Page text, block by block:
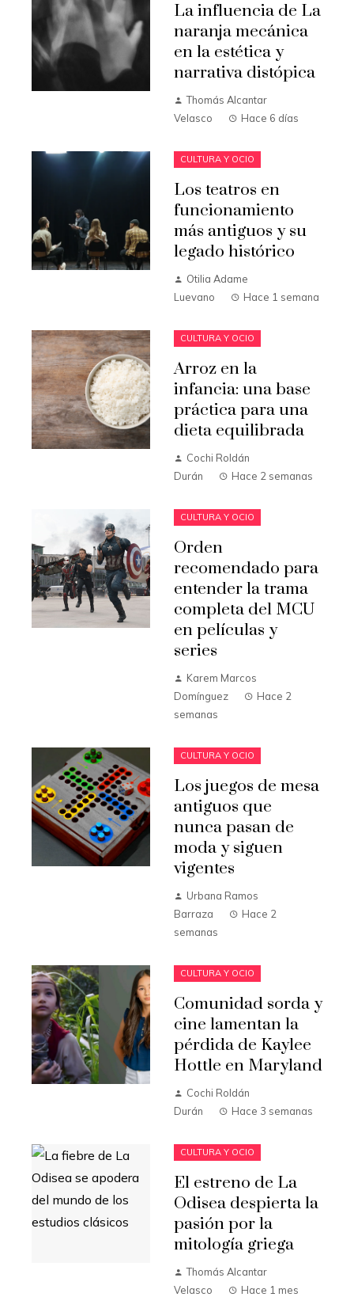
La influencia de La
naranja mecánica
en la estética y
narrativa distópica
Thomás Alcantar
Velasco
Hace 6 días
CULTURA Y OCIO
Los teatros en
funcionamiento
más antiguos y su
legado histórico
Otilia Adame
Luevano
Hace 1 semana
CULTURA Y OCIO
Arroz en la
infancia: una base
práctica para una
dieta equilibrada
Cochi Roldán
Durán
Hace 2 semanas
CULTURA Y OCIO
Orden
recomendado para
entender la trama
completa del MCU
en películas y
series
Karem Marcos
Domínguez
Hace 2
semanas
CULTURA Y OCIO
Los juegos de mesa
antiguos que
nunca pasan de
moda y siguen
vigentes
Urbana Ramos
Barraza
Hace 2
semanas
CULTURA Y OCIO
Comunidad sorda y
cine lamentan la
pérdida de Kaylee
Hottle en Maryland
Cochi Roldán
Durán
Hace 3 semanas
CULTURA Y OCIO
El estreno de La
Odisea despierta la
pasión por la
mitología griega
Thomás Alcantar
Velasco
Hace 1 mes